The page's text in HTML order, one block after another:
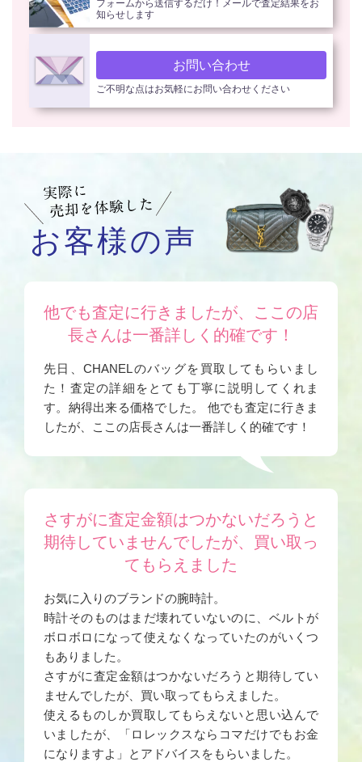
フォームから送信するだけ！メールで査定結果をお
知らせします
お問い合わせ
ご不明な点はお気軽にお問い合わせください
お客様の声
他でも査定に行きましたが、ここの店
長さんは一番詳しく的確です！
先日、CHANELのバッグを買取してもらいまし
た！査定の詳細をとても丁寧に説明してくれま
す。納得出来る価格でした。 他でも査定に行きま
したが、ここの店長さんは一番詳しく的確です！
さすがに査定金額はつかないだろうと
期待していませんでしたが、買い取っ
てもらえました
お気に入りのブランドの腕時計。
時計そのものはまだ壊れていないのに、ベルトが
ボロボロになって使えなくなっていたのがいくつ
もありました。
さすがに査定金額はつかないだろうと期待してい
ませんでしたが、買い取ってもらえました。
使えるものしか買取してもらえないと思い込んで
いましたが、「ロレックスならコマだけでもお金
になりますよ」とアドバイスをもらいました。